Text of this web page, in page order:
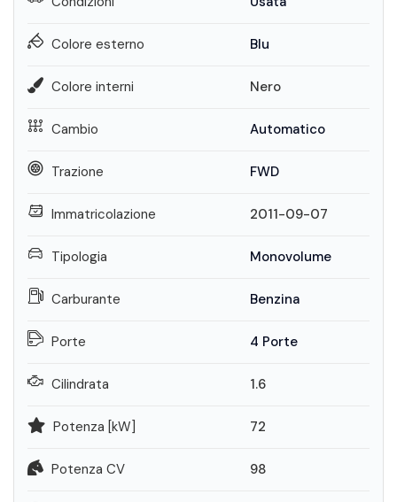
Colore esterno Blu
Colore interni Nero
Cambio Automatico
Trazione FWD
Immatricolazione 2011-09-07
Tipologia Monovolume
Carburante Benzina
Porte 4 Porte
Cilindrata 1.6
Potenza [kW] 72
Potenza CV 98